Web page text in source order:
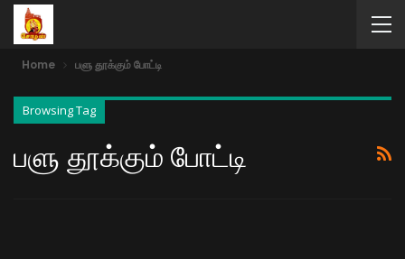
Home பளு தூக்கும் போட்டி
Browsing Tag
பளு தூக்கும் போட்டி